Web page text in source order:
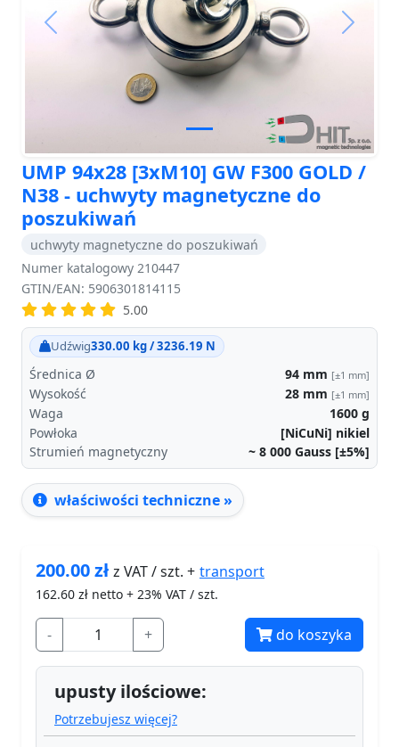
Previous Next
UMP 94x28 [3xM10] GW F300 GOLD /
N38 - uchwyty magnetyczne do
poszukiwań
uchwyty magnetyczne do poszukiwań
Numer katalogowy 210447
GTIN/EAN: 5906301814115
5.00
Udźwig330.00 kg / 3236.19 N
Średnica Ø 94 mm [±1 mm]
Wysokość 28 mm [±1 mm]
Waga 1600 g
Powłoka
[NiCuNi] nikiel
Strumień magnetyczny
~ 8 000 Gauss [±5%]
właściwości techniczne »
200.00złz VAT / szt. + transport
162.60 zł netto + 23% VAT / szt.
- + do koszyka
upusty ilościowe:
Potrzebujesz więcej?